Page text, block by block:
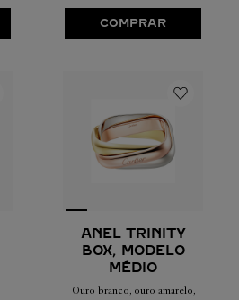
COMPRAR
ANEL TRINITY
BOX, MODELO
MÉDIO
Ouro branco, ouro amarelo,